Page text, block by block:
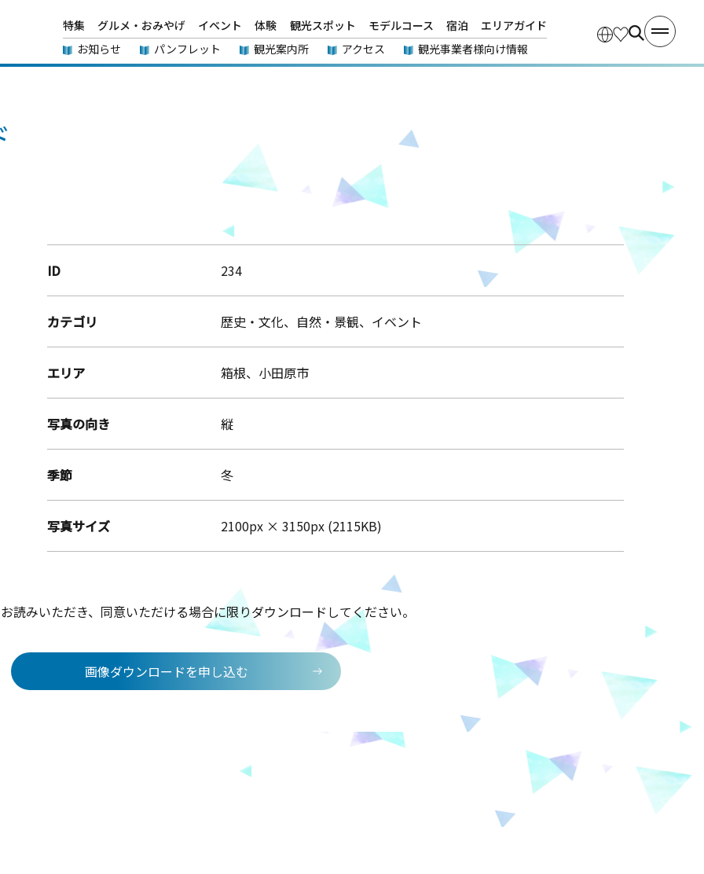
特集 グルメ・おみやげ イベント 体験 観光スポット モデルコース 宿泊
エリアガイド
お知らせ
パンフレット 観光案内所 アクセス 観光事業者様向け情報
ID 234
カテゴリ 歴史・文化、自然・景観、イベント
エリア 箱根、小田原市
写真の向き 縦
季節 冬
写真サイズ 2100px × 3150px (2115KB)
読みいただき、同意いただける場合に限りダウンロードしてください。
画像ダウンロードを申し込む